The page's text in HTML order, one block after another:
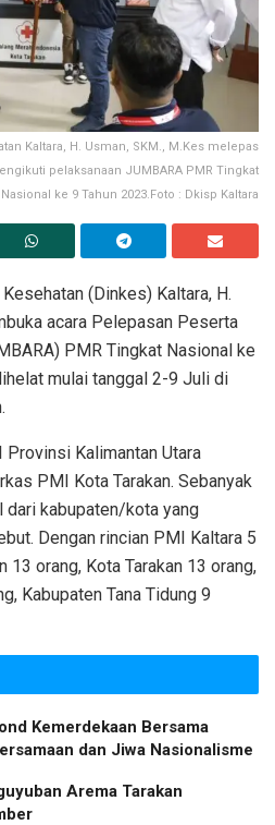
Kaltara, H. Usman, SKM., M.Kes melepas
pelaksanaan JUMBARA PMR Tingkat
Nasional ke 9 Tahun 2023.Foto : Dkisp Kaltara
(Dinkes) Kaltara, H.
acara Pelepasan Peserta
PMR Tingkat Nasional ke
mulai tanggal 2-9 Juli di
Kalimantan Utara
PMI Kota Tarakan. Sebanyak
dari kabupaten/kota yang
Dengan rincian PMI Kaltara 5
13 orang, Kota Tarakan 13 orang,
Kabupaten Tana Tidung 9
Kemerdekaan Bersama
dan Jiwa Nasionalisme
Arema Tarakan